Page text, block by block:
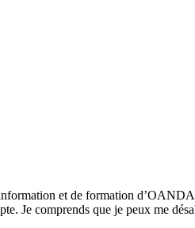
et de formation
Je comprends que je peux me